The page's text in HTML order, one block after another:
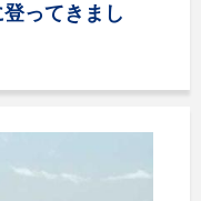
ってきまし